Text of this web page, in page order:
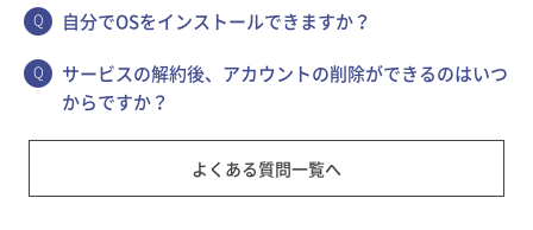
自分でOSをインストールできますか？
サービスの解約後、アカウントの削除ができるのはいつ
からですか？
よくある質問一覧へ